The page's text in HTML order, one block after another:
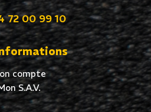
72 00 99 10
compte
S.A.V.